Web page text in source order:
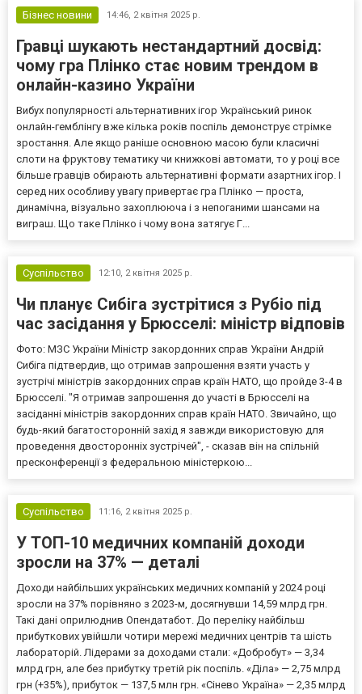
Бізнес новини
14:46, 2 квітня 2025 р.
Гравці шукають нестандартний досвід:
чому гра Плінко стає новим трендом в
онлайн-казино України
Вибух популярності альтернативних ігор Український ринок
онлайн-гемблінгу вже кілька років поспіль демонструє стрімке
зростання. Але якщо раніше основною масою були класичні
слоти на фруктову тематику чи книжкові автомати, то у році все
більше гравців обирають альтернативні формати азартних ігор. І
серед них особливу увагу привертає гра Плінко — проста,
динамічна, візуально захоплююча і з непоганими шансами на
виграш. Що таке Плінко і чому вона затягує Г...
Суспільство 12:10, 2 квітня 2025 р.
Чи планує Сибіга зустрітися з Рубіо під
час засідання у Брюсселі: міністр відповів
Фото: МЗС України Міністр закордонних справ України Андрій
Сибіга підтвердив, що отримав запрошення взяти участь у
зустрічі міністрів закордонних справ країн НАТО, що пройде 3-4 в
Брюсселі. "Я отримав запрошення до участі в Брюсселі на
засіданні міністрів закордонних справ країн НАТО. Звичайно, що
будь-який багатосторонній захід я завжди використовую для
проведення двосторонніх зустрічей", - сказав він на спільній
пресконференції з федеральною міністеркою...
Суспільство 11:16, 2 квітня 2025 р.
У ТОП-10 медичних компаній доходи
зросли на 37% — деталі
Доходи найбільших українських медичних компаній у 2024 році
зросли на 37% порівняно з 2023-м, досягнувши 14,59 млрд грн.
Такі дані оприлюднив Опендатабот. До переліку найбільш
прибуткових увійшли чотири мережі медичних центрів та шість
лабораторій. Лідерами за доходами стали: «Добробут» — 3,34
млрд грн, але без прибутку третій рік поспіль. «Діла» — 2,75 млрд
грн (+35%), прибуток — 137,5 млн грн. «Сінево Україна» — 2,35 млрд